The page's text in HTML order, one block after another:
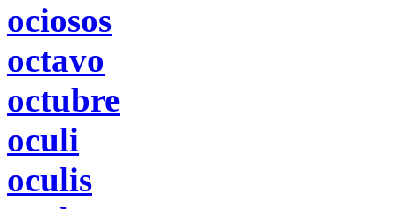
ociosos
octavo
octubre
oculi
oculis